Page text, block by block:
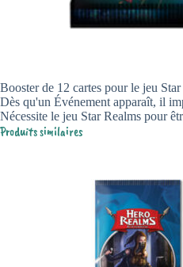
Booster de 12 cartes pour le jeu Star
Dès qu'un Événement apparaît, il
Nécessite le jeu Star Realms pour
Produits similaires